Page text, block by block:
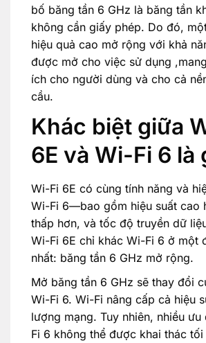
bố băng tần 6 GHz là băng tần
không cần giấy phép. Do đó,
hiệu quả cao mở rộng với khả
được mở cho việc sử dụng
ích cho người dùng và cho cả
cầu.
Khác biệt giữa
6E và Wi-Fi 6 là
Wi-Fi 6E có cùng tính năng và
Wi-Fi 6—bao gồm hiệu suất cao
thấp hơn, và tốc độ truyền dữ
Wi-Fi 6E chỉ khác Wi-Fi 6 ở một
nhất: băng tần 6 GHz mở rộng.
Mở băng tần 6 GHz sẽ thay đổi
Wi-Fi 6. Wi-Fi nâng cấp cả hiệu
lượng mạng. Tuy nhiên, nhiều
Fi 6 không thể được khai thác